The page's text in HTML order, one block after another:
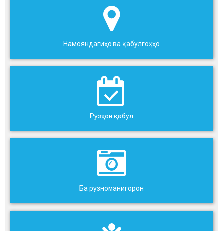
Намояндагиҳо ва қабулгоҳҳо
Рӯзҳои қабул
Ба рӯзноманигорон